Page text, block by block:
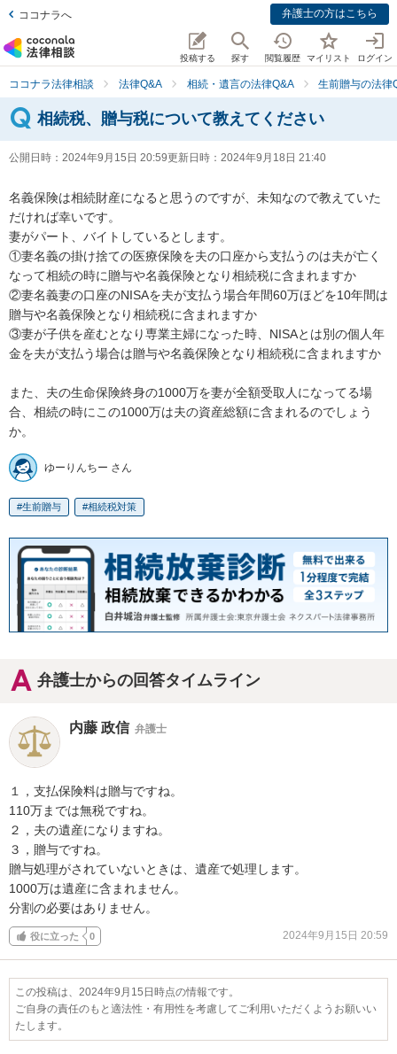
ココナラへ 弁護士の方はこちら
投稿する 探す 閲覧履歴 マイリスト ログイン
ココナラ法律相談 法律Q&A 相続・遺言の法律Q&A 生前贈与の法律
相続税、贈与税について教えてください
公開日時： 2024年9月15日 20:59更新日時： 2024年9月18日 21:40
名義保険は相続財産になると思うのですが、未知なので教えていた
だければ幸いです。
妻がパート、バイトしているとします。
①妻名義の掛け捨ての医療保険を夫の口座から支払うのは夫が亡く
なって相続の時に贈与や名義保険となり相続税に含まれますか
②妻名義妻の口座のNISAを夫が支払う場合年間60万ほどを10年間は
贈与や名義保険となり相続税に含まれますか
③妻が子供を産むとなり専業主婦になった時、NISAとは別の個人年
金を夫が支払う場合は贈与や名義保険となり相続税に含まれますか
また、夫の生命保険終身の1000万を妻が全額受取人になってる場
合、相続の時にこの1000万は夫の資産総額に含まれるのでしょう
か。
ゆーりんちー さん
生前贈与 相続税対策
弁護士からの回答タイムライン
内藤 政信 弁護士
１，支払保険料は贈与ですね。
110万までは無税ですね。
２，夫の遺産になりますね。
３，贈与ですね。
贈与処理がされていないときは、遺産で処理します。
1000万は遺産に含まれません。
分割の必要はありません。
役に立った 0 2024年9月15日 20:59
この投稿は、2024年9月15日時点の情報です。
ご自身の責任のもと適法性・有用性を考慮してご利用いただくようお願いい
たします。